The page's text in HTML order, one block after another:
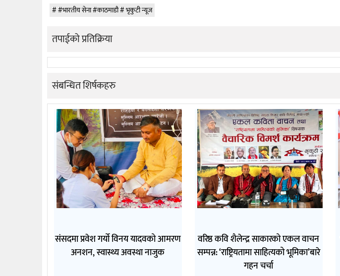
#भारतीय सेना #काठमाडौ # भृकुटी न्यूज
तपाईको प्रतिक्रिया
संबन्धित शिर्षकहरु
संसदमा प्रवेश गर्यो विनय यादवको आमरण
अनशन, स्वास्थ्य अवस्था नाजुक
वरिष्ठ कवि शैलेन्द्र साकारको एकल वाचन
सम्पन्न: ‘राष्ट्रियतामा साहित्यको भूमिका’बारे
गहन चर्चा